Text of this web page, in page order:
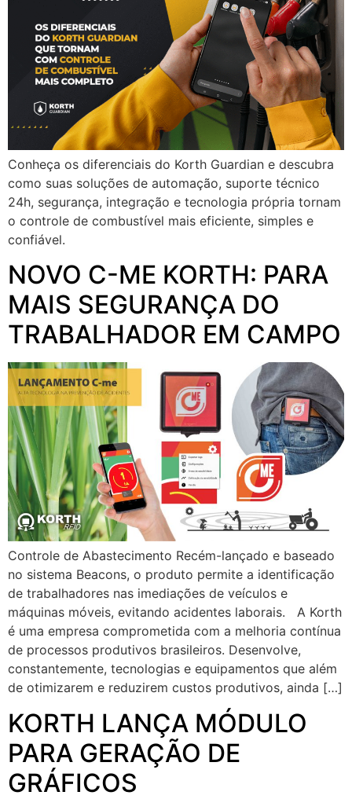
Conheça os diferenciais do Korth Guardian e descubra
como suas soluções de automação, suporte técnico
24h, segurança, integração e tecnologia própria tornam
o controle de combustível mais eficiente, simples e
confiável.
NOVO C-ME KORTH: PARA
MAIS SEGURANÇA DO
TRABALHADOR EM CAMPO
Controle de Abastecimento Recém-lançado e baseado
no sistema Beacons, o produto permite a identificação
de trabalhadores nas imediações de veículos e
máquinas móveis, evitando acidentes laborais. A Korth
é uma empresa comprometida com a melhoria contínua
de processos produtivos brasileiros. Desenvolve,
constantemente, tecnologias e equipamentos que além
de otimizarem e reduzirem custos produtivos, ainda […]
KORTH LANÇA MÓDULO
PARA GERAÇÃO DE
GRÁFICOS